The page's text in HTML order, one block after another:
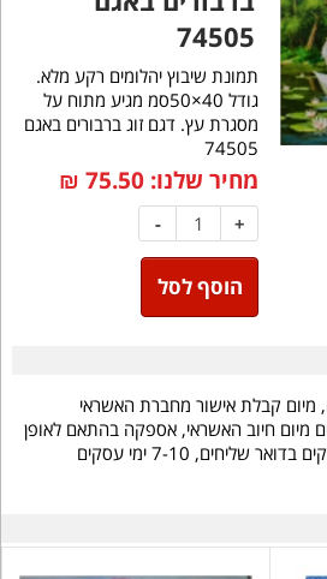
74505
תמונת שיבוץ יהלומים רקע מלא.
גודל 40×50סמ מגיע מתוח על
מסגרת עץ. דגם זוג ברבורים באגם
74505
מחיר שלנו: 75.50
₪
+
-
הוסף לסל
עד 7 ימי עסקים מיום חיוב האשראי, אספקה בהתאם לאופן
המשלוח שנבחר (2-3 ימי עסקים בדואר שליחים, 7-10 ימי עסקים